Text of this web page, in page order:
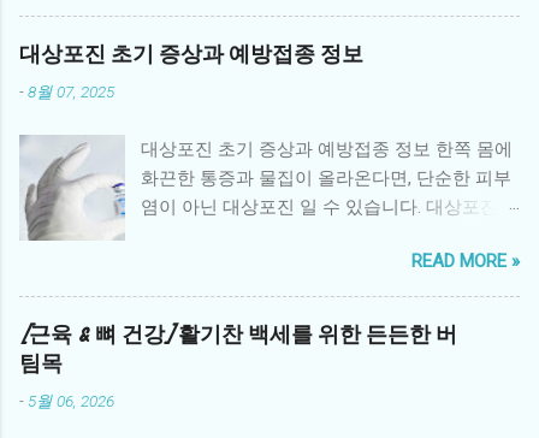
적 문제를 경험하기 쉽습니다. 따라서 체계적인
형제자매 심리 지원 프로그램 은 환아 가족 전체
의 건강한 회복에 매우 중요한 역할을 합니다. 1.
을 느낌 불안과 두려움: 동생 또는 형제의 병에
대한 불확실성과 두려움 죄책감: 환아와 비교하
면서 “내가 건강해서 미안하다”는 생각 분노와
정 학업·사회성 문제: 집중력 저하, 또래 관계 위
축 2. 병원 중심 심리 지원 프로그램 대학병원과
암 전문병원에서는 형제자매를 위한 다양한 심
대상포진 초기 증상과 예방접종 정보
-8월 07, 2025
대상포진 초기 증상과 예방접종 정보 한쪽 몸에
화끈한 통증과 물집이 올라온다면, 단순한 피부
염이 아닌 대상포진 일 수 있습니다. 대상포진은
신경절에 잠복해 있다가 면역력이 떨어졌을 때
재활성화되면서 발생하는 질환입니다. 특히 50
세 이상 중장년층이나 과로, 스트레스를 많이 받
는 사람에게 자주 발생하며, 극심한 통증과 후유
READ MORE »
[근육 & 뼈 건강] 활기찬 백세를 위한 든든한 버
팀목
- 5월 06, 2026